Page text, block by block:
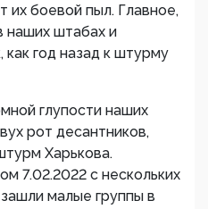
их боевой пыл. Главное,
наших штабах и
как год назад к штурму
глупости наших
рот десантников,
Харькова.
7.02.2022 с нескольких
малые группы в